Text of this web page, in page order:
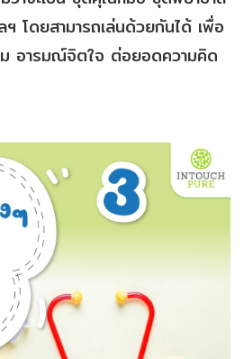
โดยสามารถเล่นด้วยกันได้ เพื่อ
อารมณ์จิตใจ ต่อยอดความคิด